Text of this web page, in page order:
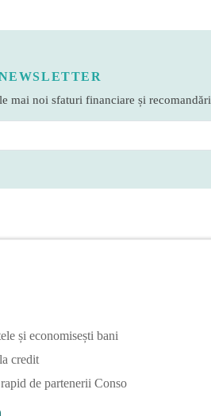
mai noi sfaturi financiare și recomandări
și economisești bani
credit
de partenerii Conso